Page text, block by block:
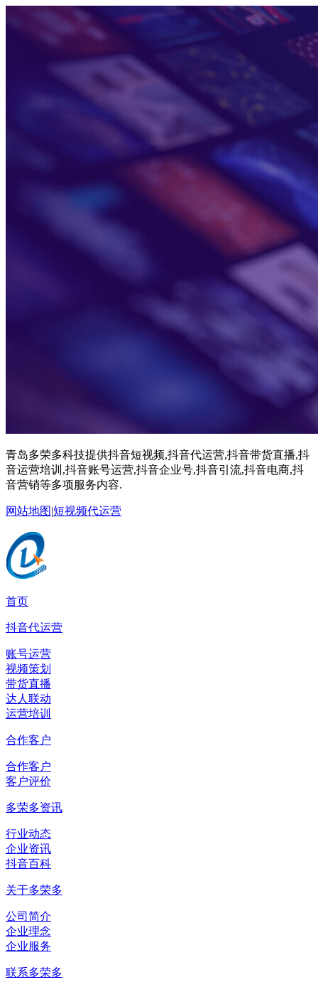
青岛多荣多科技提供抖音短视频,抖音代运营,抖音带货直播,抖
音运营培训,抖音账号运营,抖音企业号,抖音引流,抖音电商,抖
音营销等多项服务内容.
网站地图|短视频代运营
首页
抖音代运营
账号运营
视频策划
带货直播
达人联动
运营培训
合作客户
合作客户
客户评价
多荣多资讯
行业动态
企业资讯
抖音百科
关于多荣多
公司简介
企业理念
企业服务
联系多荣多